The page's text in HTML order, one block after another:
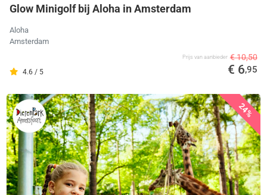
Glow Minigolf bij Aloha in Amsterdam
Aloha
Amsterdam
4.6 / 5
Prijs van aanbieder € 10,50
€ 6,95
24%